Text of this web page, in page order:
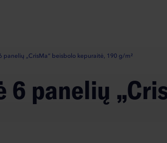
6 panelių „CrisMa“ beisbolo kepuraitė, 190 g/m²
6 panelių